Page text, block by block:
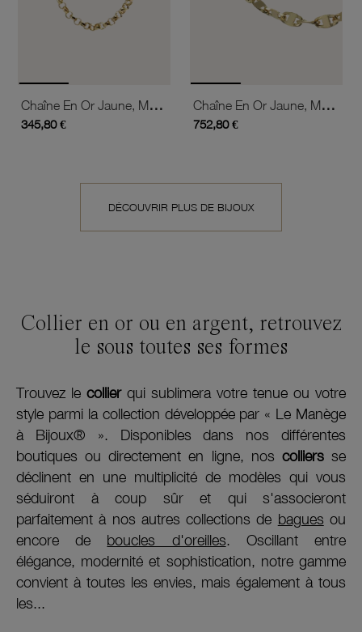
Chaîne En Or Jaune, Maille Jaseron
345,80 €
Chaîne En Or Jaune, Maille Marine
752,80 €
DÉCOUVRIR PLUS DE BIJOUX
Collier en or ou en argent, retrouvez
le sous toutes ses formes
Trouvez le collierqui sublimera votre tenue ou votre
style parmi la collection développée par « Le Manège
à Bijoux® ». Disponibles dans nos différentes
boutiques ou directement en ligne, nos colliersse
déclinent en une multiplicité de modèles qui vous
séduiront à coup sûr et qui s'associeront
parfaitement à nos autres collections de bagues ou
encore de boucles d'oreilles. Oscillant entre
élégance, modernité et sophistication, notre gamme
convient à toutes les envies, mais également à tous
les...